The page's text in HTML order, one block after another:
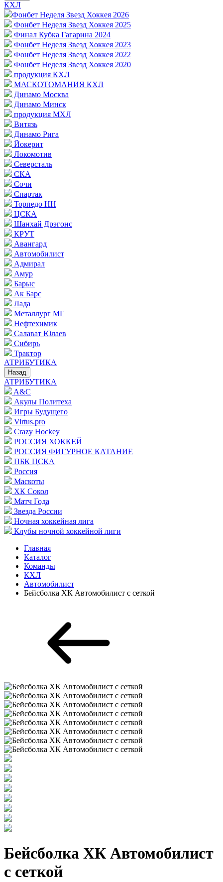
КХЛ
Фонбет Неделя Звезд Хоккея 2026
Фонбет Неделя Звезд Хоккея 2025
Финал Кубка Гагарина 2024
Фонбет Неделя Звезд Хоккея 2023
Фонбет Неделя Звезд Хоккея 2022
Фонбет Неделя Звезд Хоккея 2020
продукция КХЛ
МАСКОТОМАНИЯ КХЛ
Динамо Москва
Динамо Минск
продукция МХЛ
Витязь
Динамо Рига
Йокерит
Локомотив
Северсталь
СКА
Сочи
Спартак
Торпедо НН
ЦСКА
Шанхай Дрэгонс
КРУТ
Авангард
Автомобилист
Адмирал
Амур
Барыс
Ак Барс
Лада
Металлург МГ
Нефтехимик
Салават Юлаев
Сибирь
Трактор
АТРИБУТИКА
Назад
АТРИБУТИКА
A&C
Акулы Политеха
Игры Будущего
Virtus.pro
Crazy Hockey
РОССИЯ ХОККЕЙ
РОССИЯ ФИГУРНОЕ КАТАНИЕ
ПБК ЦСКА
Россия
Маскоты
ХК Сокол
Матч Года
Звезда России
Ночная хоккейная лига
Клубы ночной хоккейной лиги
Главная
Каталог
Команды
КХЛ
Автомобилист
Бейсболка ХК Автомобилист с сеткой
Бейсболка ХК Автомобилист
с сеткой